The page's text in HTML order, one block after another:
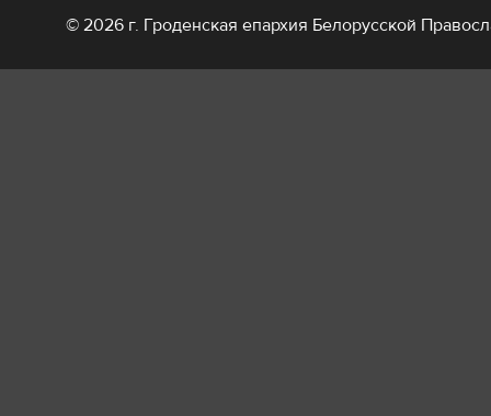
© 2026 г. Гроденская епархия Белорусской